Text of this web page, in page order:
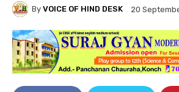
By VOICE OF HIND DESK 20